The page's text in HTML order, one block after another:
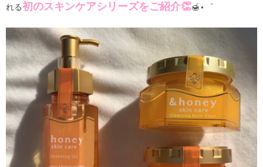
れる初のスキンケアシリーズをご紹介👏🍯⋆゜